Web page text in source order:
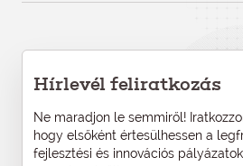
Hírlevél feliratkozás
Ne maradjon le semmiről!
hogy elsőként értesülhessen a
fejlesztési és innovációs